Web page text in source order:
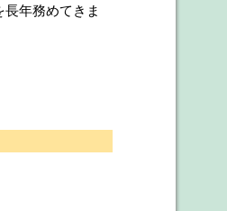
年務めてきま